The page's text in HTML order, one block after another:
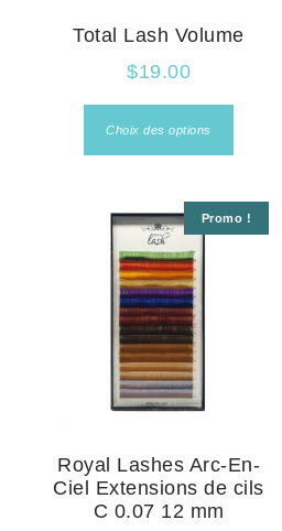
Total Lash Volume
$19.00
Choix des options
Promo !
Royal Lashes Arc-En-
Ciel Extensions de cils
C 0.07 12 mm